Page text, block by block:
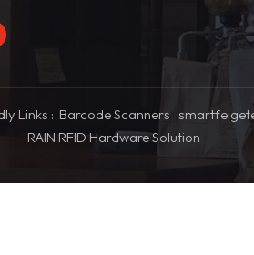
Links : Barcode Scanners
RAIN RFID Hardware Solution